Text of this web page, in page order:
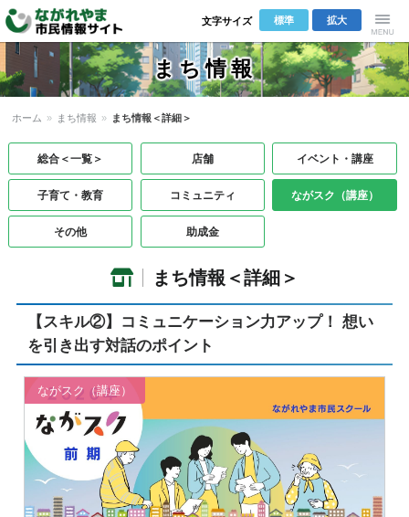
Menu
拡大
標準
文字サイズ
まち情報
ホーム » まち情報 » まち情報＜詳細＞
総合＜一覧＞ 店舗 イベント・講座
子育て・教育 コミュニティ ながスク（講座）
その他 助成金
まち情報＜詳細＞
【スキル②】コミュニケーション力アップ！ 想い
を引き出す対話のポイント
ながスク（講座）